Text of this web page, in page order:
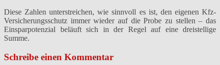
Diese Zahlen unterstreichen, wie sinnvoll es ist, den eigenen Kfz-
Versicherungsschutz immer wieder auf die Probe zu stellen – das
Einsparpotenzial beläuft sich in der Regel auf eine dreistellige
Summe.
Schreibe einen Kommentar